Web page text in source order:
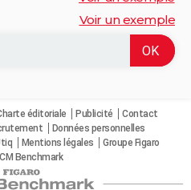
Voir un exemple
éditoriale Publicité
Contact
Données personnelles
Mentions légales
Groupe Figaro
Benchmark